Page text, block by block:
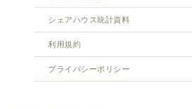
シェアハウス統計資料
利用規約
プライバシーポリシー